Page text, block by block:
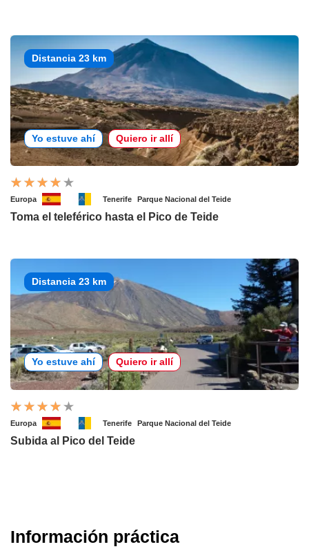
Distancia 23 km
Yo estuve ahí Quiero ir allí
Europa Tenerife Parque Nacional del Teide
Toma el teleférico hasta el Pico de Teide
Distancia 23 km
Yo estuve ahí Quiero ir allí
Europa Tenerife Parque Nacional del Teide
Subida al Pico del Teide
Información práctica